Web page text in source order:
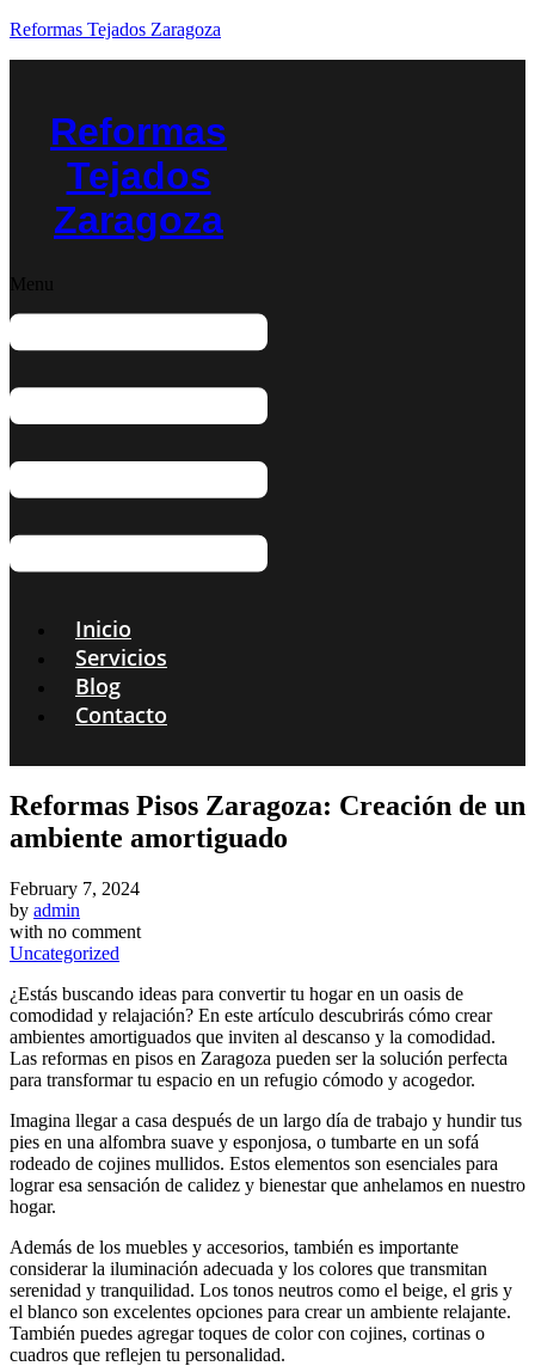
Reformas Tejados Zaragoza
Reformas
Tejados
Zaragoza
Menu
Inicio
Servicios
Blog
Contacto
Reformas Pisos Zaragoza: Creación de un
ambiente amortiguado
February 7, 2024
by admin
with no comment
Uncategorized
¿Estás buscando ideas para convertir tu hogar en un oasis de
comodidad y relajación? En este artículo descubrirás cómo crear
ambientes amortiguados que inviten al descanso y la comodidad.
Las reformas en pisos en Zaragoza pueden ser la solución perfecta
para transformar tu espacio en un refugio cómodo y acogedor.
Imagina llegar a casa después de un largo día de trabajo y hundir tus
pies en una alfombra suave y esponjosa, o tumbarte en un sofá
rodeado de cojines mullidos. Estos elementos son esenciales para
lograr esa sensación de calidez y bienestar que anhelamos en nuestro
hogar.
Además de los muebles y accesorios, también es importante
considerar la iluminación adecuada y los colores que transmitan
serenidad y tranquilidad. Los tonos neutros como el beige, el gris y
el blanco son excelentes opciones para crear un ambiente relajante.
También puedes agregar toques de color con cojines, cortinas o
cuadros que reflejen tu personalidad.